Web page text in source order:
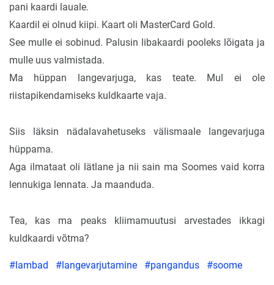
pani kaardi lauale.
Kaardil ei olnud kiipi. Kaart oli MasterCard Gold.
See mulle ei sobinud. Palusin libakaardi pooleks lõigata ja
mulle uus valmistada.
Ma hüppan langevarjuga, kas teate. Mul ei ole
riistapikendamiseks kuldkaarte vaja.
Siis läksin nädalavahetuseks välismaale langevarjuga
hüppama.
Aga ilmataat oli lätlane ja nii sain ma Soomes vaid korra
lennukiga lennata. Ja maanduda.
Tea, kas ma peaks kliimamuutusi arvestades ikkagi
kuldkaardi võtma?
#lambad #langevarjutamine #pangandus #soome